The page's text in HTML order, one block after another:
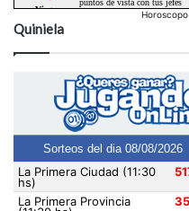
Horoscopo
Quiniela